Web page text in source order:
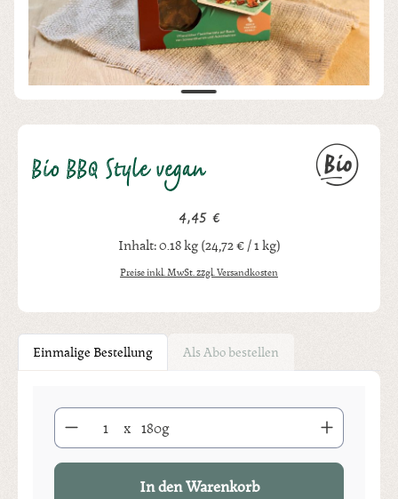
Bio BBQ Style vegan
Regulärer Preis:
4,45 €
Inhalt:0.18 kg(24,72 € / 1 kg)
Preise inkl. MwSt. zzgl. Versandkosten
Einmalige Bestellung Als Abo bestellen
Produkt Anzahl: Gib den gewünschten Wert ein oder benutze
x 180g
In den Warenkorb